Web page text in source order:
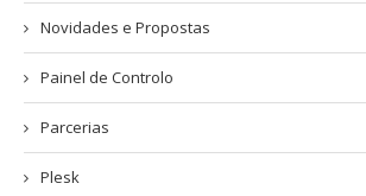
Novidades e Propostas
Painel de Controlo
Parcerias
Plesk